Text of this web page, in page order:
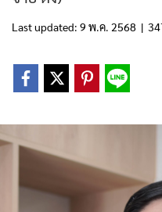
Last updated: 9 พ.ค. 2568 |